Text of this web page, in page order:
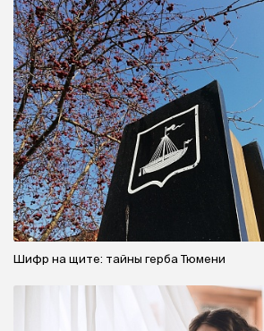
Шифр на щите: тайны герба Тюмени